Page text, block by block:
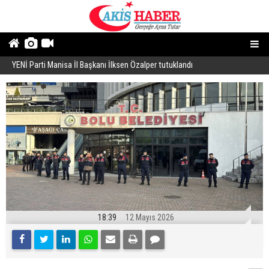
YENİ Parti Manisa İl Başkanı İlksen Özalper tutuklandı
18:39 12 Mayıs 2026